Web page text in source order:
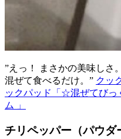
”えっ！ まさかの美味しさ
混ぜて食べるだけ。” クッ
ックパッド「☆混ぜてびっ
ム 」
チリペッパー（パウダ